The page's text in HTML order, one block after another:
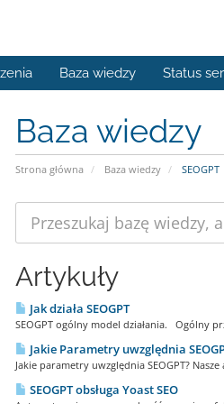
Baza wiedzy Status
Baza wiedzy
Strona główna Baza wiedzy SEOGPT
Artykuły
Jak działa SEOGPT
SEOGPT ogólny model działania. Ogólny
Jakie Parametry uwzględnia
Jakie parametry uwzględnia SEOGPT?
SEOGPT obsługa Yoast SEO